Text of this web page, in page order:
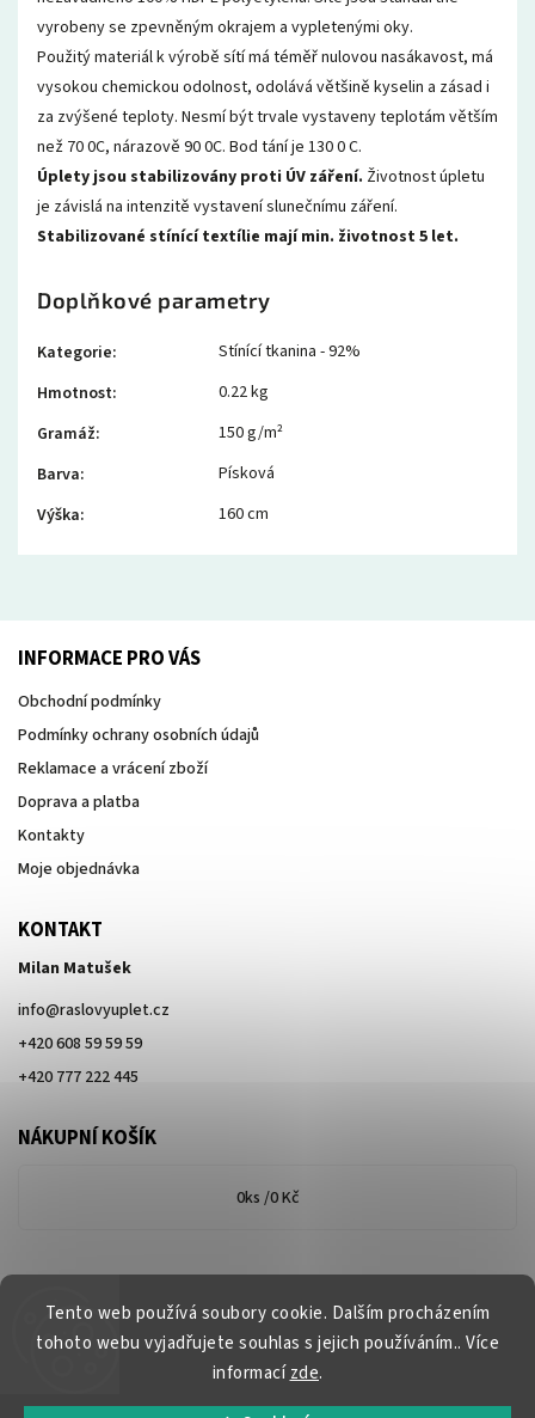
Tento web používá soubory cookie. Dalším procházením
tohoto webu vyjadřujete souhlas s jejich používáním.. Více
informacízde.
vyrobeny se zpevněným okrajem a vypletenými oky.
Použitý materiál k výrobě sítí má téměř nulovou nasákavost, má
vysokou chemickou odolnost, odolává většině kyselin a zásad i
za zvýšené teploty. Nesmí být trvale vystaveny teplotám větším
než 70 0C, nárazově 90 0C. Bod tání je 130 0 C.
Úplety jsou stabilizovány proti ÚV záření. Životnost úpletu
je závislá na intenzitě vystavení slunečnímu záření.
Stabilizované stínící textílie mají min. životnost 5 let.
Doplňkové parametry
Kategorie:
Stínící tkanina - 92%
Hmotnost:
0.22 kg
Gramáž:
150 g/m²
Barva:
Písková
Výška: 160 cm
INFORMACE PRO VÁS
Obchodní podmínky
Podmínky ochrany osobních údajů
Reklamace a vrácení zboží
Doprava a platba
Kontakty
Moje objednávka
KONTAKT
Milan Matušek
info@raslovyuplet.cz
+420 608 59 59 59
+420 777 222 445
NÁKUPNÍ KOŠÍK
0ks /0 Kč